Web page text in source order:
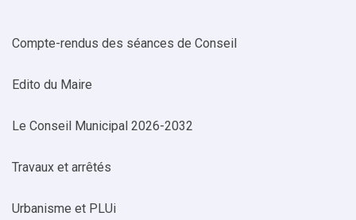
Compte-rendus des séances de Conseil
Edito du Maire
Le Conseil Municipal 2026-2032
Travaux et arrêtés
Urbanisme et PLUi